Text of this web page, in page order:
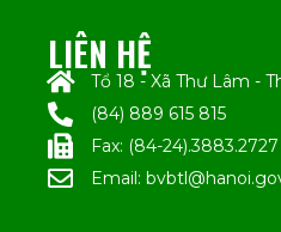
LIÊN HỆ
Tổ 18 - Xã Thư Lâm -
(84) 889 615 815
Fax: (84-24).3883.2727
Email: